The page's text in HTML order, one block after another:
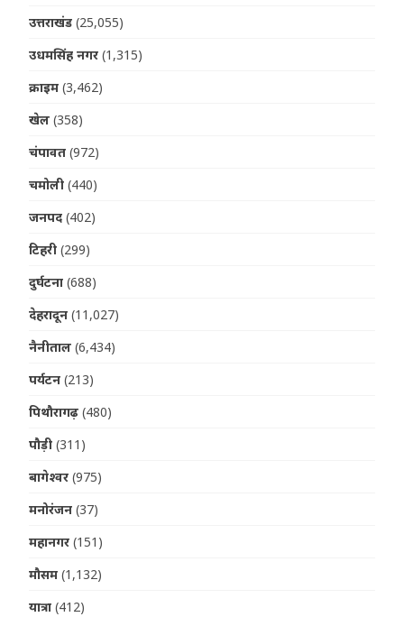
उत्तराखंड (25,055)
उधमसिंह नगर (1,315)
क्राइम (3,462)
खेल (358)
चंपावत (972)
चमोली (440)
जनपद (402)
टिहरी (299)
दुर्घटना (688)
देहरादून (11,027)
नैनीताल (6,434)
पर्यटन (213)
पिथौरागढ़ (480)
पौड़ी (311)
बागेश्वर (975)
मनोरंजन (37)
महानगर (151)
मौसम (1,132)
यात्रा (412)